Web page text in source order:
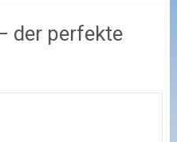
der perfekte